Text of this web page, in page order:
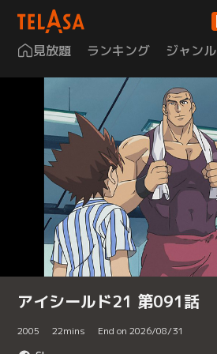
見放題 ランキング ジャンル
アイシールド21 第091話
2005 22mins End on 2026/08/31